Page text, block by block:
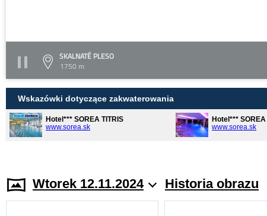
SKALNATÉ PLESO
1750 m
Wskazówki dotyczące zakwaterowania
Hotel*** SOREA TITRIS
www.sorea.sk
Hotel***
www.sorea.sk
Wtorek 12.11.2024 Historia obrazu